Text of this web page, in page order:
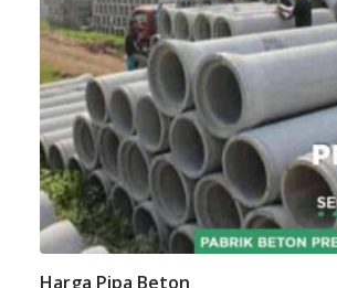
Harga Pipa Beton